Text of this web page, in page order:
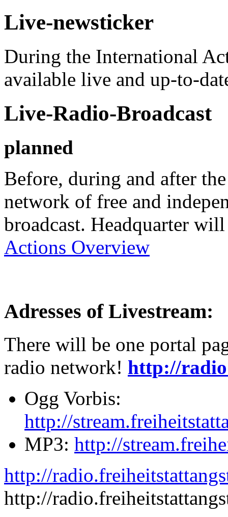
Live-newsticker
During the International
available live and up-to-
Live-Radio-Broadcast
planned
Before, during and after
network of free and
broadcast. Headquarter
Actions Overview
Adresses of Livestream:
There will be one portal
radio network! http://
Ogg Vorbis:
http://
MP3: http://
http://
http://